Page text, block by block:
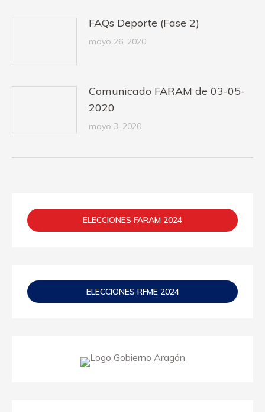
FAQs Deporte (Fase 2)
mayo 26, 2020
Comunicado FARAM de 03-05-
2020
mayo 3, 2020
ELECCIONES FARAM 2024
ELECCIONES RFME 2024